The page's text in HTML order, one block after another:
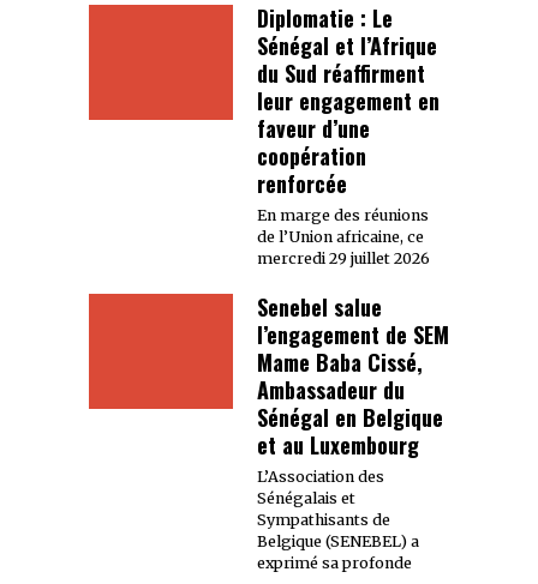
Diplomatie : Le
Sénégal et l’Afrique
du Sud réaffirment
leur engagement en
faveur d’une
coopération
renforcée
En marge des réunions
de l’Union africaine, ce
mercredi 29 juillet 2026
Senebel salue
l’engagement de SEM
Mame Baba Cissé,
Ambassadeur du
Sénégal en Belgique
et au Luxembourg
L’Association des
Sénégalais et
Sympathisants de
Belgique (SENEBEL) a
exprimé sa profonde